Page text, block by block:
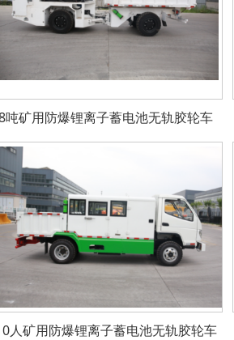
吨矿用防爆锂离子蓄电池无轨胶轮车
人矿用防爆锂离子蓄电池无轨胶轮车